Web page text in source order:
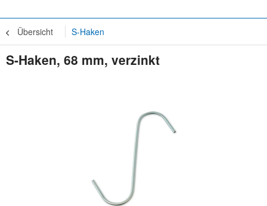
Übersicht S-Haken
S-Haken, 68 mm, verzinkt